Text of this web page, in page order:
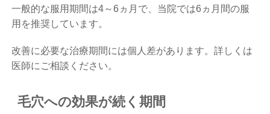
一般的な服用期間は4～6ヵ月で、当院では6ヵ月間の服
用を推奨しています。
改善に必要な治療期間には個人差があります。詳しくは
医師にご相談ください。
毛穴への効果が続く期間